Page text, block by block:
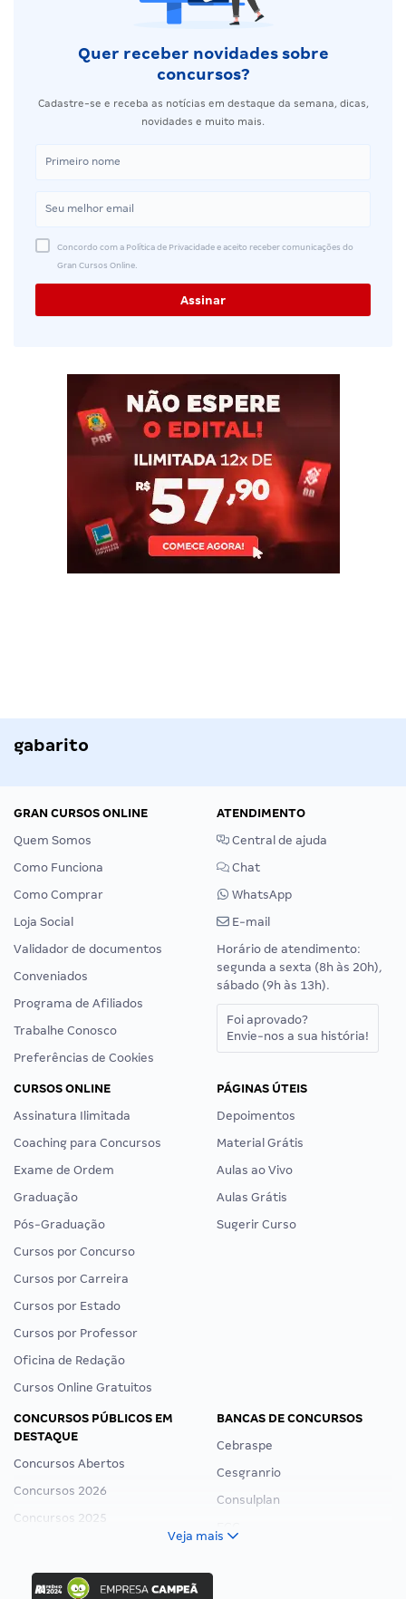
Quer receber novidades sobre
concursos?
Cadastre-se e receba as notícias em destaque da semana, dicas,
novidades e muito mais.
Concordo com a Política de Privacidade e aceito receber comunicações do
Gran Cursos Online.
gabarito
GRAN CURSOS ONLINE
Quem Somos
Como Funciona
Como Comprar
Loja Social
Validador de documentos
Conveniados
Programa de Afiliados
Trabalhe Conosco
Preferências de Cookies
ATENDIMENTO
Central de ajuda
Chat
WhatsApp
E-mail
Horário de atendimento:
segunda a sexta (8h às 20h),
sábado (9h às 13h).
Foi aprovado?
Envie-nos a sua história!
CURSOS ONLINE
Assinatura Ilimitada
Coaching para Concursos
Exame de Ordem
Graduação
Pós-Graduação
Cursos por Concurso
Cursos por Carreira
Cursos por Estado
Cursos por Professor
Oficina de Redação
Cursos Online Gratuitos
PÁGINAS ÚTEIS
Depoimentos
Material Grátis
Aulas ao Vivo
Aulas Grátis
Sugerir Curso
CONCURSOS PÚBLICOS EM
DESTAQUE
Concursos Abertos
Concursos 2026
Concursos 2025
Concurso Ibama
BANCAS DE CONCURSOS
Cebraspe
Cesgranrio
Consulplan
Veja mais